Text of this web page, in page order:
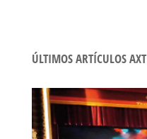
ÚLTIMOS ARTÍCULOS AXT